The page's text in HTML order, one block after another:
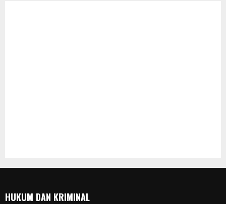
HUKUM DAN KRIMINAL